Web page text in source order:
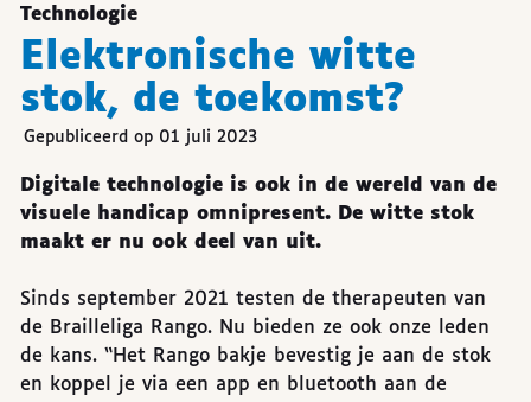
Technologie
Elektronische witte
stok, de toekomst?
Gepubliceerd op 01 juli 2023
Digitale technologie is ook in de wereld van de
visuele handicap omnipresent. De witte stok
maakt er nu ook deel van uit.
Sinds september 2021 testen de therapeuten van
de Brailleliga Rango. Nu bieden ze ook onze leden
de kans. “Het Rango bakje bevestig je aan de stok
en koppel je via een app en bluetooth aan de